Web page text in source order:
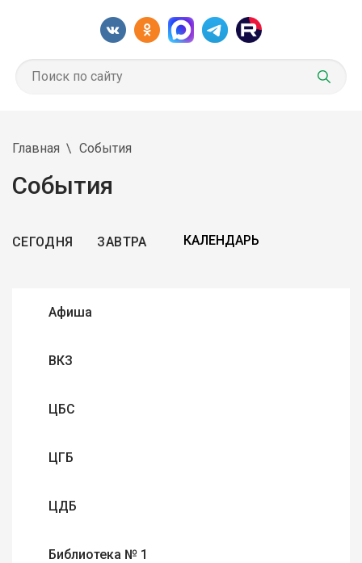
Главная События
События
СЕГОДНЯ ЗАВТРА
Афиша
ВКЗ
ЦБС
ЦГБ
ЦДБ
Библиотека № 1